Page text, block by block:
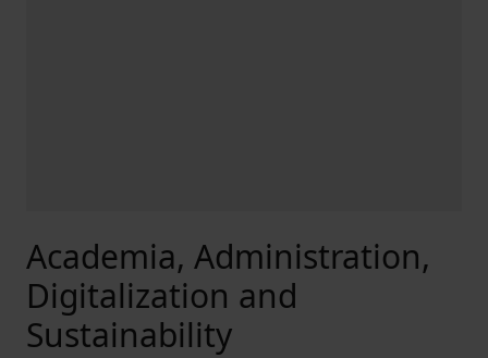
Academia, Administration,
Digitalization and
Sustainability